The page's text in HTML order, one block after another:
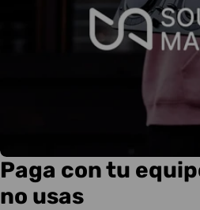
Paga con tu
no usas